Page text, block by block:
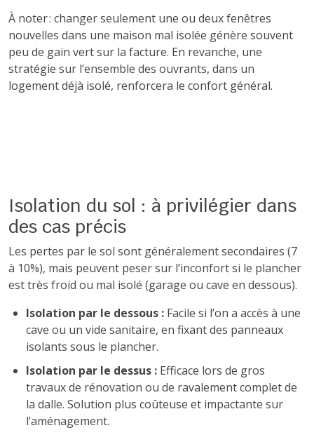
À noter : changer seulement une ou deux fenêtres
nouvelles dans une maison mal isolée génère souvent
peu de gain vert sur la facture. En revanche, une
stratégie sur l’ensemble des ouvrants, dans un
logement déjà isolé, renforcera le confort général.
Isolation du sol : à privilégier dans
des cas précis
Les pertes par le sol sont généralement secondaires (7
à 10%), mais peuvent peser sur l’inconfort si le plancher
est très froid ou mal isolé (garage ou cave en dessous).
Isolation par le dessous : Facile si l’on a accès à une
cave ou un vide sanitaire, en fixant des panneaux
isolants sous le plancher.
Isolation par le dessus : Efficace lors de gros
travaux de rénovation ou de ravalement complet de
la dalle. Solution plus coûteuse et impactante sur
l’aménagement.